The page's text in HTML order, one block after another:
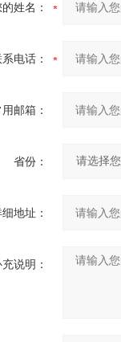
姓名：
电话：
邮箱：
省份：
地址：
说明：